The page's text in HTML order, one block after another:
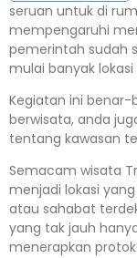
seruan untuk di
mempengaruhi
pemerintah sudah
mulai banyak
Kegiatan ini benar-
berwisata, anda
tentang kawasan
Semacam wisata
menjadi lokasi
atau sahabat
yang tak jauh
menerapkan